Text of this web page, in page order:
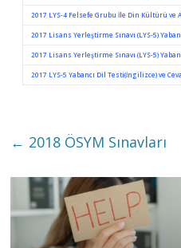
2017 LYS-4 Felsefe Grubu İle Din Kültürü ve
2017 Lisans Yerleştirme Sınavı (LYS-5)
2017 Lisans Yerleştirme Sınavı (LYS-5)
2017 LYS-5 Yabancı Dil Testi(İngilizce) ve
← 2018 ÖSYM Sınavları